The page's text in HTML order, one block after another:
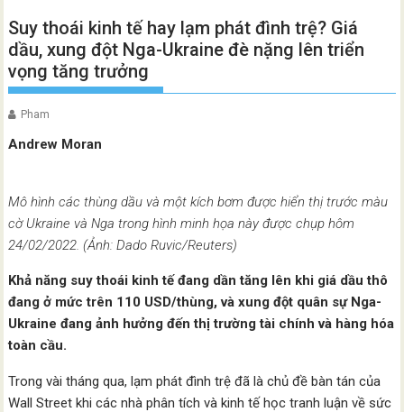
Suy thoái kinh tế hay lạm phát đình trệ? Giá
dầu, xung đột Nga-Ukraine đè nặng lên triển
vọng tăng trưởng
Pham
Andrew Moran
Mô hình các thùng dầu và một kích bơm được hiển thị trước màu
cờ Ukraine và Nga trong hình minh họa này được chụp hôm
24/02/2022. (Ảnh: Dado Ruvic/Reuters)
Khả năng suy thoái kinh tế đang dần tăng lên khi giá dầu thô
đang ở mức trên 110 USD/thùng, và xung đột quân sự Nga-
Ukraine đang ảnh hưởng đến thị trường tài chính và hàng hóa
toàn cầu.
Trong vài tháng qua, lạm phát đình trệ đã là chủ đề bàn tán của
Wall Street khi các nhà phân tích và kinh tế học tranh luận về sức